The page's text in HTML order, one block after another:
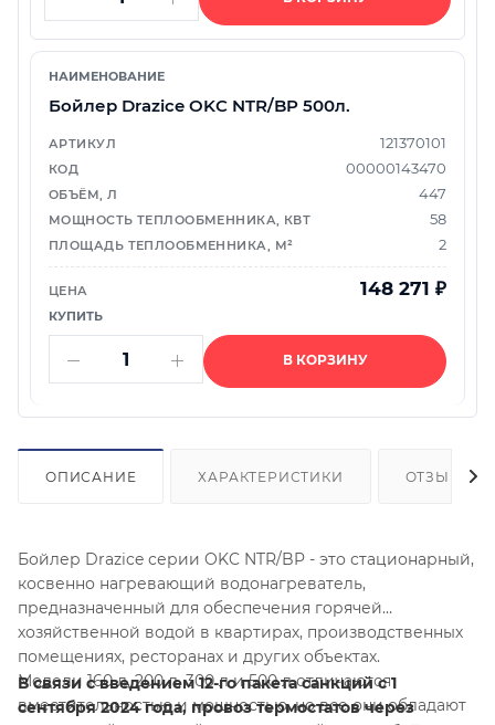
Бойлер Drazice OKC NTR/BP 500л.
121370101
00000143470
447
58
2
148 271 ₽
В КОРЗИНУ
ОПИСАНИЕ ХАРАКТЕРИСТИКИ ОТЗЫВЫ
Бойлер Drazice серии OKC NTR/BP - это стационарный,
косвенно нагревающий водонагреватель,
предназначенный для обеспечения горячей
хозяйственной водой в квартирах, производственных
помещениях, ресторанах и других объектах.
Модели 160 л, 200 л, 300 л и 500 л отличаются
вместительностью и мощностью, но все они обладают
В связи с введением 12-го пакета санкций с 1
сентября 2024 года, провоз термостатов через